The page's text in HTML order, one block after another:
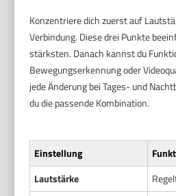
Konzentriere dich zuerst auf
Verbindung. Diese drei Punkte
stärksten. Danach kannst du
Bewegungserkennung oder
jede Änderung bei Tages- und
du die passende Kombination.
Einstellung
Lautstärke